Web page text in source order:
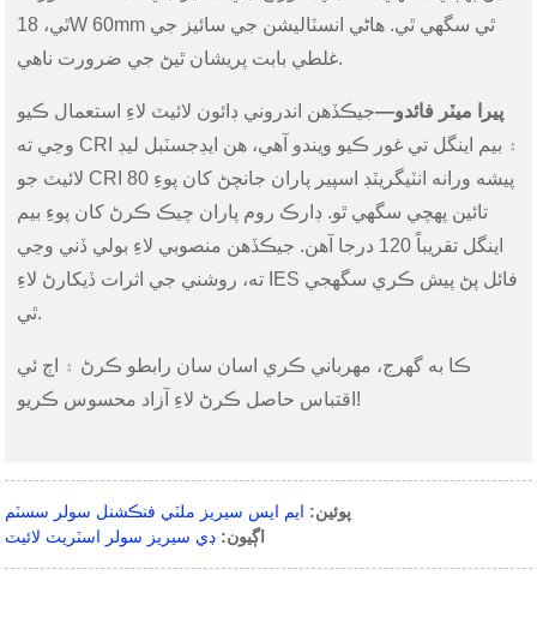
ٿي، 18W 60mm ٿي سگهي ٿي. هاڻي انسٽاليشن جي سائيز جي
غلطي بابت پريشان ٿيڻ جي ضرورت ناهي.
پيرا ميٽر فائدو—جيڪڏهن اندروني ڊائون لائيٽ لاءِ استعمال ڪيو
وڃي ته CRI ۽ بيم اينگل تي غور ڪيو ويندو آهي، هن ايڊجسٽبل ليڊ
لائيٽ جو CRI پيشه ورانه انٽيگريٽڊ اسپير پاران جانچڻ کان پوءِ 80
تائين پهچي سگهي ٿو. ڊارڪ روم پاران چيڪ ڪرڻ کان پوءِ بيم
اينگل تقريباً 120 درجا آهن. جيڪڏهن منصوبي لاءِ بولي ڏني وڃي
ته، روشني جي اثرات ڏيکارڻ لاءِ IES فائل پڻ پيش ڪري سگهجي
ٿي.
ڪا به گهرج، مهرباني ڪري اسان سان رابطو ڪرڻ ۽ اڄ ئي
اقتباس حاصل ڪرڻ لاءِ آزاد محسوس ڪريو!
پوئين: ايم ايس سيريز ملٽي فنڪشنل سولر سسٽم
اڳيون: ڊي سيريز سولر اسٽريٽ لائيٽ